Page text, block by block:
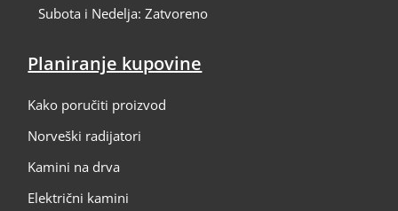
Subota i Nedelja: Zatvoreno
Planiranje kupovine
Kako poručiti proizvod
Norveški radijatori
Kamini na drva
Električni kamini